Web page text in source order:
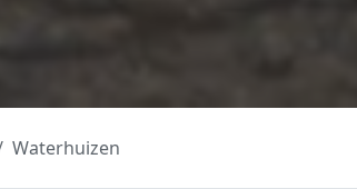
Waterhuizen